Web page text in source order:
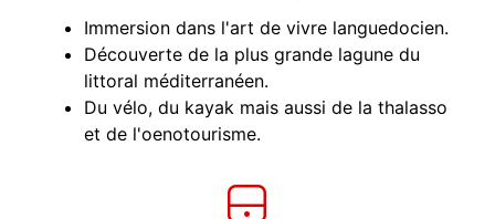
Immersion dans l'art de vivre languedocien.
Découverte de la plus grande lagune du
littoral méditerranéen.
Du vélo, du kayak mais aussi de la thalasso
et de l'oenotourisme.